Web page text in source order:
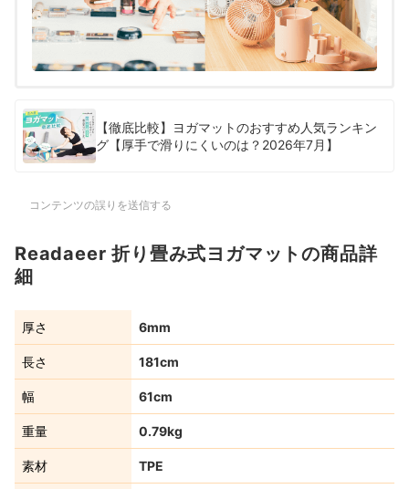
【徹底比較】ヨガマットのおすすめ人気ランキン
グ【厚手で滑りにくいのは？2026年7月】
コンテンツの誤りを送信する
Readaeer 折り畳み式ヨガマットの商品詳
細
厚さ 6mm
長さ 181cm
幅 61cm
重量 0.79kg
素材 TPE